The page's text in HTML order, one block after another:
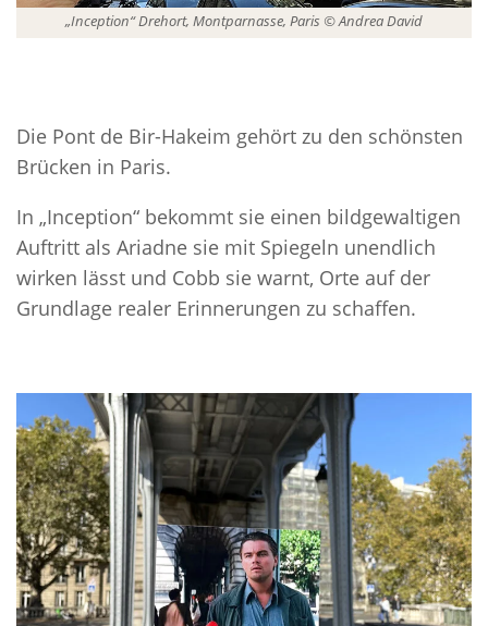
„Inception“ Drehort, Montparnasse, Paris © Andrea David
Die Pont de Bir-Hakeim gehört zu den schönsten
Brücken in Paris.
In „Inception“ bekommt sie einen bildgewaltigen
Auftritt als Ariadne sie mit Spiegeln unendlich
wirken lässt und Cobb sie warnt, Orte auf der
Grundlage realer Erinnerungen zu schaffen.